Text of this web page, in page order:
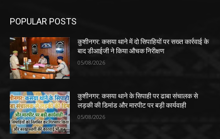
POPULAR POSTS
कुशीनगर: कसया थाने में दो सिपाहियों पर सख्त कार्रवाई के
बाद डीआईजी ने किया औचक निरीक्षण
05/08/2026
कुशीनगर: कसया थाने के सिपाही पर ढाबा संचालक से
लड़की की डिमांड और मारपीट पर बड़ी कार्यवाही
05/08/2026